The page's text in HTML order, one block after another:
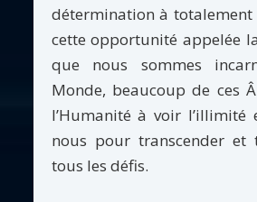
détermination à
cette opportunité appelée
que nous sommes
Monde, beaucoup de ces
l’Humanité à voir l’illimité
nous pour transcender et
tous les défis.